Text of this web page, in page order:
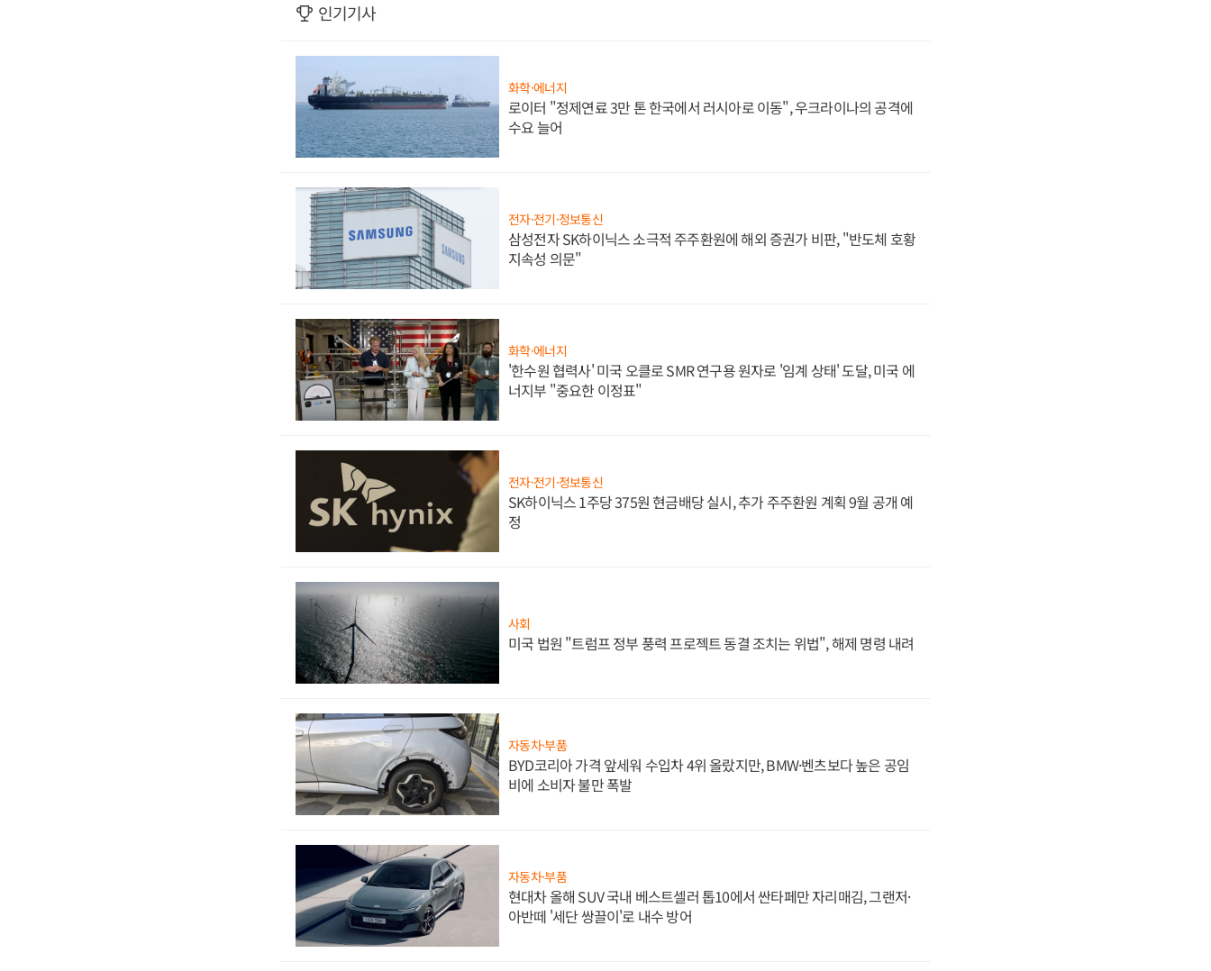
인기기사
화학·에너지
로이터 "정제연료 3만 톤 한국에서 러시아로 이동", 우크라이나의 공격에
수요 늘어
전자·전기·정보통신
삼성전자 SK하이닉스 소극적 주주환원에 해외 증권가 비판, "반도체 호황
지속성 의문"
화학·에너지
'한수원 협력사' 미국 오클로 SMR 연구용 원자로 '임계 상태' 도달, 미국 에
너지부 "중요한 이정표"
전자·전기·정보통신
SK하이닉스 1주당 375원 현금배당 실시, 추가 주주환원 계획 9월 공개 예
정
사회
미국 법원 "트럼프 정부 풍력 프로젝트 동결 조치는 위법", 해제 명령 내려
자동차·부품
BYD코리아 가격 앞세워 수입차 4위 올랐지만, BMW·벤츠보다 높은 공임
비에 소비자 불만 폭발
자동차·부품
현대차 올해 SUV 국내 베스트셀러 톱10에서 싼타페만 자리매김, 그랜저·
아반떼 '세단 쌍끌이'로 내수 방어